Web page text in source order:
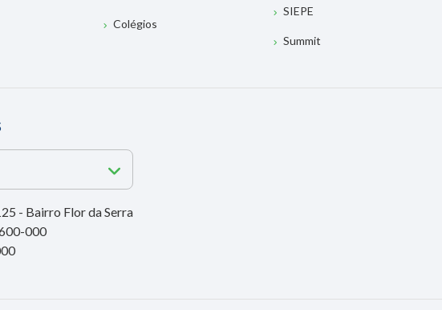
Colégios
SIEPE
Summit
- Bairro Flor da Serra
000